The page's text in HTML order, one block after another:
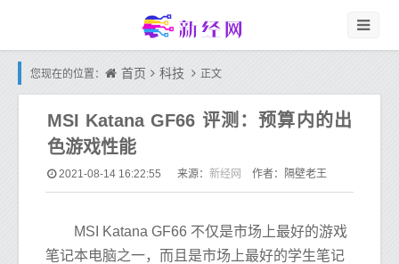
您现在的位置： 首页 科技 正文
MSI Katana GF66 评测：预算内的出
色游戏性能
2021-08-14 16:22:55 来源： 新经网 作者：隔壁老王
MSI Katana GF66 不仅是市场上最好的游戏
笔记本电脑之一，而且是市场上最好的学生笔记